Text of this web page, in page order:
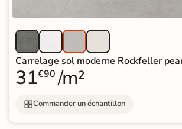
Carrelage sol moderne Rockfeller
31€90 /m²
Commander un échantillon